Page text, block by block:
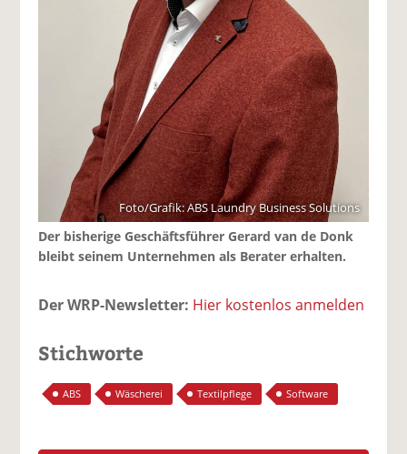
Foto/Grafik: ABS Laundry Business Solutions
Der bisherige Geschäftsführer Gerard van de Donk
bleibt seinem Unternehmen als Berater erhalten.
Der WRP-Newsletter: Hier kostenlos anmelden
Stichworte
ABS Wäscherei Textilpflege Software